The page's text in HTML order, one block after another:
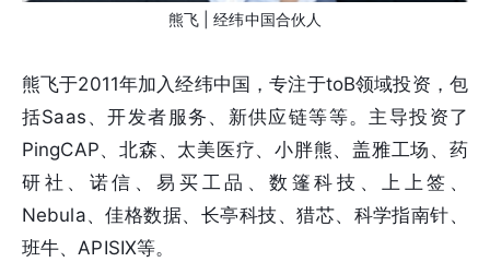
熊飞 | 经纬中国合伙人
熊飞于2011年加入经纬中国，专注于toB领域投资，包
括Saas、开发者服务、新供应链等等。主导投资了
PingCAP、北森、太美医疗、小胖熊、盖雅工场、药
研社、诺信、易买工品、数篷科技、上上签、
Nebula、佳格数据、长亭科技、猎芯、科学指南针、
班牛、APISIX等。